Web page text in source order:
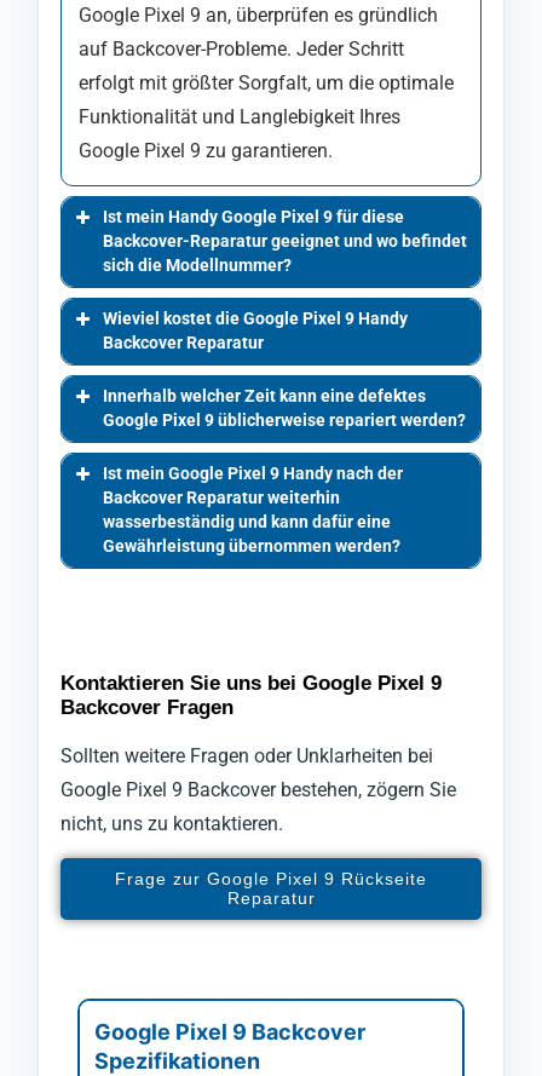
Google Pixel 9 an, überprüfen es gründlich
auf Backcover-Probleme. Jeder Schritt
erfolgt mit größter Sorgfalt, um die optimale
Funktionalität und Langlebigkeit Ihres
Google Pixel 9 zu garantieren.
Ist mein Handy Google Pixel 9 für diese
Backcover-Reparatur geeignet und wo befindet
sich die Modellnummer?
Wieviel kostet die Google Pixel 9 Handy
Backcover Reparatur
Innerhalb welcher Zeit kann eine defektes
Google Pixel 9 üblicherweise repariert werden?
Ist mein Google Pixel 9 Handy nach der
Backcover Reparatur weiterhin
wasserbeständig und kann dafür eine
Gewährleistung übernommen werden?
Kontaktieren Sie uns bei Google Pixel 9
Backcover Fragen
Sollten weitere Fragen oder Unklarheiten bei
Google Pixel 9 Backcover bestehen, zögern Sie
nicht, uns zu kontaktieren.
Frage zur Google Pixel 9 Rückseite
Reparatur
Google Pixel 9 Backcover
Spezifikationen